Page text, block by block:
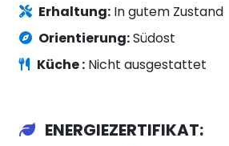
Erhaltung: In gutem Zustand
Orientierung:Südost
Küche : Nicht ausgestattet
ENERGIEZERTIFIKAT: